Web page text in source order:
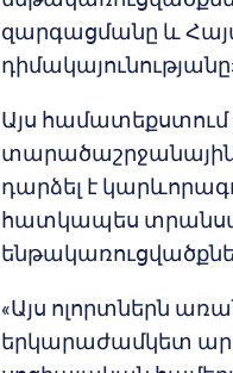
զարգացմանը և
Այս համատեքստում
դարձել է
հատկապես
«Այս ոլորտներն
երկարաժամկետ